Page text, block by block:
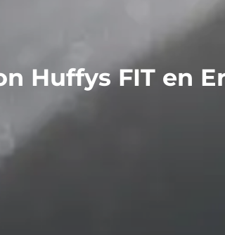
Huffys FIT en